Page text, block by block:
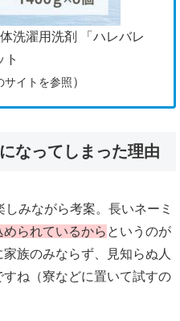
洗濯用洗剤 「ハレバレ
イトを参照）
なってしまった理由
しみながら考案。長いネーミ
られているから というのが
族のみならず、見知らぬ人
ね（寮などに置いて試すの